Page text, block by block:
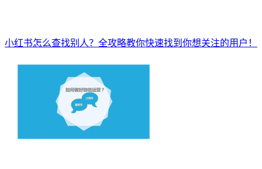
小红书怎么查找别人？全攻略教你快速找到你想关注的用户！